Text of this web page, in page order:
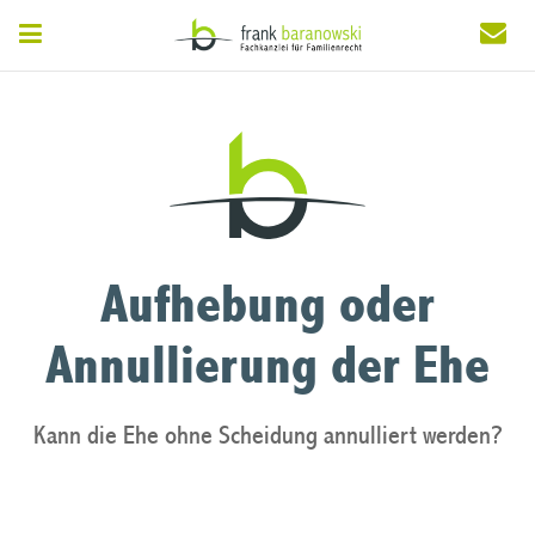
Aufhebung oder
Annullierung der Ehe
Kann die Ehe ohne Scheidung annulliert werden?